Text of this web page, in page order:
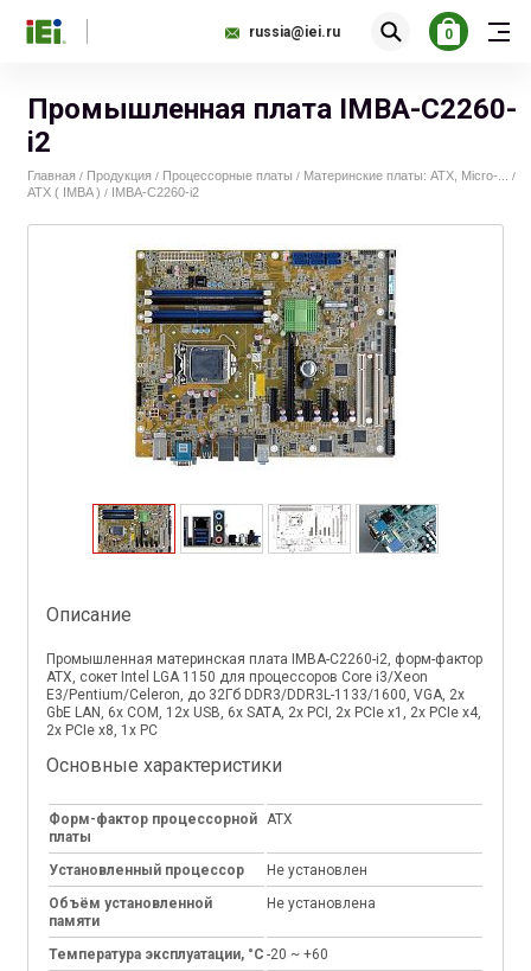
russia@iei.ru 0
Промышленная плата IMBA-C2260-
i2
Главная / Продукция / Процессорные платы / Материнские платы: ATX, Micro-... /
ATX ( IMBA ) / IMBA-C2260-i2
Описание
Промышленная материнская плата IMBA-C2260-i2, форм-фактор
ATX, сокет Intel LGA 1150 для процессоров Core i3/Xeon
E3/Pentium/Celeron, до 32Гб DDR3/DDR3L-1133/1600, VGA, 2х
GbE LAN, 6x COM, 12x USB, 6x SATA, 2x PCI, 2x PCIe x1, 2x PCIe x4,
2x PCIe x8, 1x PC
Основные характеристики
Форм-фактор процессорной
платы
ATX
Установленный процессор
Не установлен
Объём установленной
памяти
Не установлена
Температура эксплуатации, °C -20 ~ +60